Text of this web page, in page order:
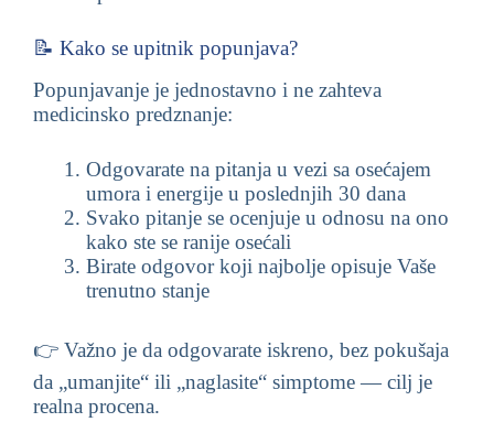
📝 Kako se upitnik popunjava?
Popunjavanje je jednostavno i ne zahteva
medicinsko predznanje:
Odgovarate na pitanja u vezi sa osećajem
umora i energije u poslednjih 30 dana
Svako pitanje se ocenjuje u odnosu na ono
kako ste se ranije osećali
Birate odgovor koji najbolje opisuje Vaše
trenutno stanje
👉 Važno je da odgovarate iskreno, bez pokušaja
da „umanjite“ ili „naglasite“ simptome — cilj je
realna procena.